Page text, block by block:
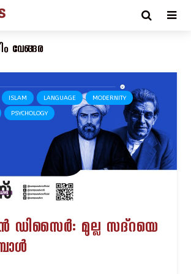
വേങ്ങര
ISLAM LANGUAGE MODERNITY
PSYCHOLOGY
ഡിസൈർ: മുല്ല സദ്റയെ